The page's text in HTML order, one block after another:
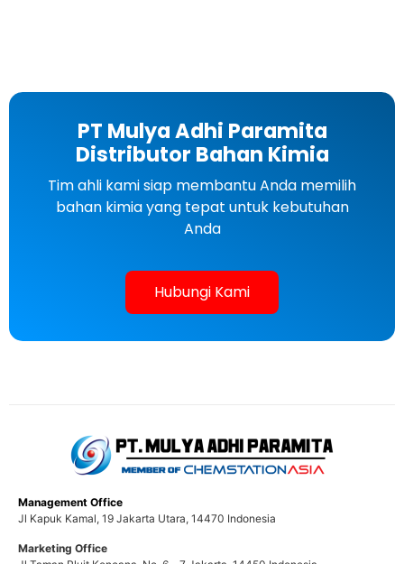
PT Mulya Adhi Paramita
Distributor Bahan Kimia
Tim ahli kami siap membantu Anda memilih
bahan kimia yang tepat untuk kebutuhan
Anda
Hubungi Kami
Management Office
Jl Kapuk Kamal, 19 Jakarta Utara, 14470 Indonesia
Marketing Office